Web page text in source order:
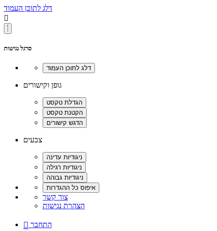
דלג לתוכן העמוד

סרגל נגישות
גופן וקישורים
צבעים
צור קשר
הצהרת נגישות
 התחבר